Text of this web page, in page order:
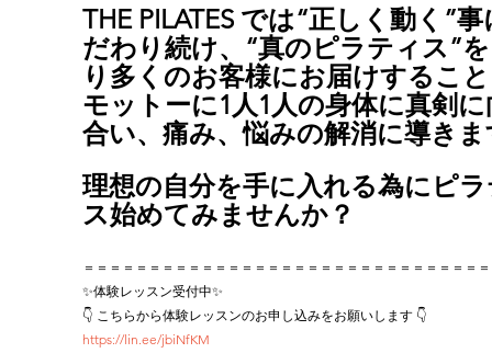
THE PILATES では“正しく動く”
だわり続け、“真のピラティス”
り多くのお客様にお届けするこ
モットーに1人1人の身体に真剣
合い、痛み、悩みの解消に導きま
理想の自分を手に入れる為にピ
ス始めてみませんか？
＝＝＝＝＝＝＝＝＝＝＝＝＝＝＝＝＝＝＝＝＝＝＝＝＝＝＝＝＝＝
✨体験レッスン受付中✨
👇 こちらから体験レッスンのお申し込みをお願いします 👇
https://lin.ee/jbiNfKM